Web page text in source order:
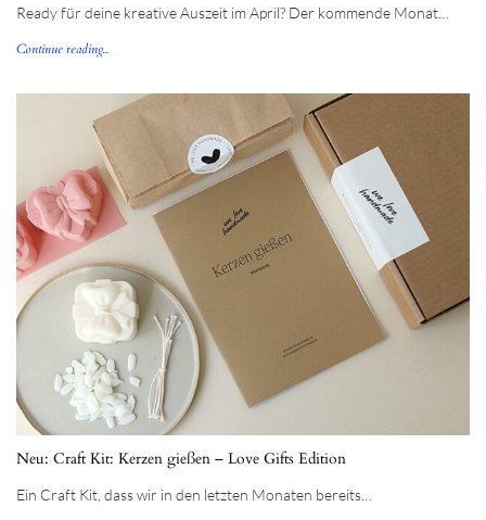
Ready für deine kreative Auszeit im April? Der kommende Monat…
Continue reading...
Neu: Craft Kit: Kerzen gießen – Love Gifts Edition
Ein Craft Kit, dass wir in den letzten Monaten bereits…